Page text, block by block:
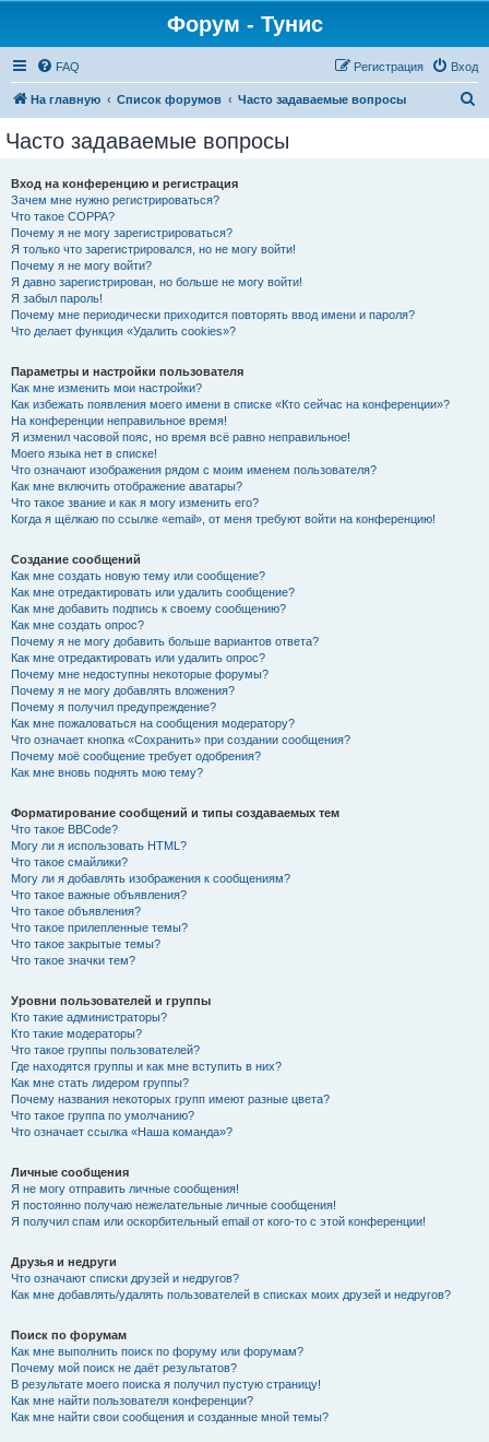
Форум - Тунис
FAQ Вход
Регистрация
На главную Список форумов Часто задаваемые вопросы
Часто задаваемые вопросы
Вход на конференцию и регистрация
Зачем мне нужно регистрироваться?
Что такое COPPA?
Почему я не могу зарегистрироваться?
Я только что зарегистрировался, но не могу войти!
Почему я не могу войти?
Я давно зарегистрирован, но больше не могу войти!
Я забыл пароль!
Почему мне периодически приходится повторять ввод имени и пароля?
Что делает функция «Удалить cookies»?
Параметры и настройки пользователя
Как мне изменить мои настройки?
Как избежать появления моего имени в списке «Кто сейчас на конференции»?
На конференции неправильное время!
Я изменил часовой пояс, но время всё равно неправильное!
Моего языка нет в списке!
Что означают изображения рядом с моим именем пользователя?
Как мне включить отображение аватары?
Что такое звание и как я могу изменить его?
Когда я щёлкаю по ссылке «email», от меня требуют войти на конференцию!
Создание сообщений
Как мне создать новую тему или сообщение?
Как мне отредактировать или удалить сообщение?
Как мне добавить подпись к своему сообщению?
Как мне создать опрос?
Почему я не могу добавить больше вариантов ответа?
Как мне отредактировать или удалить опрос?
Почему мне недоступны некоторые форумы?
Почему я не могу добавлять вложения?
Почему я получил предупреждение?
Как мне пожаловаться на сообщения модератору?
Что означает кнопка «Сохранить» при создании сообщения?
Почему моё сообщение требует одобрения?
Как мне вновь поднять мою тему?
Форматирование сообщений и типы создаваемых тем
Что такое BBCode?
Могу ли я использовать HTML?
Что такое смайлики?
Могу ли я добавлять изображения к сообщениям?
Что такое важные объявления?
Что такое объявления?
Что такое прилепленные темы?
Что такое закрытые темы?
Что такое значки тем?
Уровни пользователей и группы
Кто такие администраторы?
Кто такие модераторы?
Что такое группы пользователей?
Где находятся группы и как мне вступить в них?
Как мне стать лидером группы?
Почему названия некоторых групп имеют разные цвета?
Что такое группа по умолчанию?
Что означает ссылка «Наша команда»?
Личные сообщения
Я не могу отправить личные сообщения!
Я постоянно получаю нежелательные личные сообщения!
Я получил спам или оскорбительный email от кого-то с этой конференции!
Друзья и недруги
Что означают списки друзей и недругов?
Как мне добавлять/удалять пользователей в списках моих друзей и недругов?
Поиск по форумам
Как мне выполнить поиск по форуму или форумам?
Почему мой поиск не даёт результатов?
В результате моего поиска я получил пустую страницу!
Как мне найти пользователя конференции?
Как мне найти свои сообщения и созданные мной темы?